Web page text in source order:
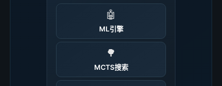
🤖
ML引擎
🌳
MCTS搜索